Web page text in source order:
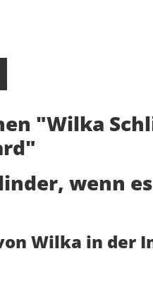
"Wilka
wenn
Wilka in der